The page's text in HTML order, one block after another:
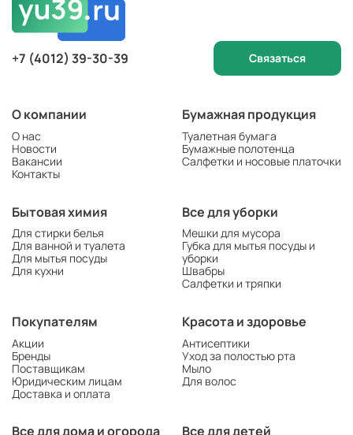
+7 (4012) 39-30-39 Связаться
О компании
О нас
Новости
Вакансии
Контакты
Бумажная продукция
Туалетная бумага
Бумажные полотенца
Салфетки и носовые платочки
Бытовая химия
Для стирки белья
Для ванной и туалета
Для мытья посуды
Для кухни
Все для уборки
Мешки для мусора
Губка для мытья посуды и
уборки
Швабры
Салфетки и тряпки
Покупателям
Акции
Бренды
Поставщикам
Юридическим лицам
Доставка и оплата
Красота и здоровье
Антисептики
Уход за полостью рта
Мыло
Для волос
Все для дома и огорода Все для детей